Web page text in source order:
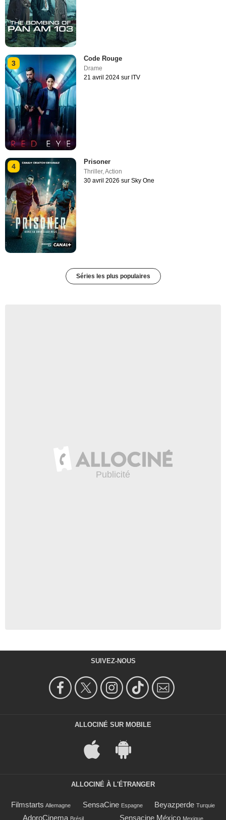
3
Code Rouge
Drame
21 avril 2024 sur ITV
4
Prisoner
Thriller,Action
30 avril 2026 sur Sky One
Séries les plus populaires
SUIVEZ-NOUS
ALLOCINÉ SUR MOBILE
ALLOCINÉ À L'ÉTRANGER
Filmstarts Allemagne SensaCine Espagne Beyazperde Turquie
AdoroCinema Brésil Sensacine México Mexique